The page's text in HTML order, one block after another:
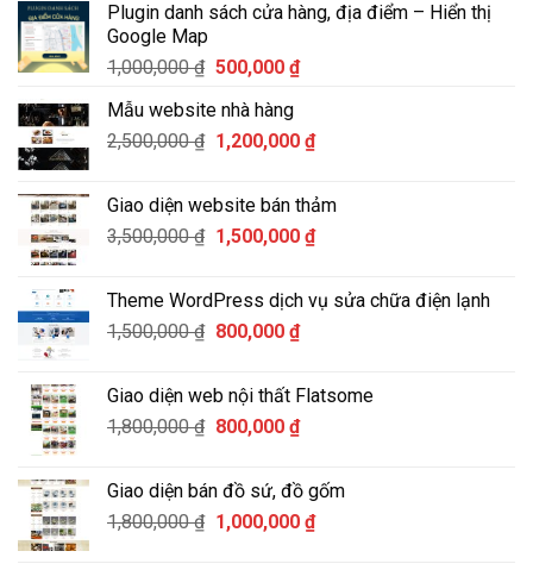
Plugin danh sách cửa hàng, địa điểm – Hiển thị
Google Map
1,000,000₫ Giá
là:
1,000,000 ₫.
500,000 ₫Giá
là:
Mẫu website nhà hàng
2,500,000₫ Giá
2,500,000 ₫.
1,200,000 ₫Giá
là:
1,200,000 ₫.
Giao diện website bán thảm
3,500,000₫ Giá
3,500,000 ₫.
1,500,000 ₫Giá
là:
Theme WordPress dịch vụ sửa chữa điện lạnh
1,500,000₫ Giá
1,500,000 ₫.
800,000 ₫Giá
là:
800,000 ₫.
Giao diện web nội thất Flatsome
1,800,000₫ Giá
1,800,000 ₫.
800,000 ₫Giá
là:
800,000 ₫.
Giao diện bán đồ sứ, đồ gốm
1,800,000₫ Giá
1,000,000 ₫Giá